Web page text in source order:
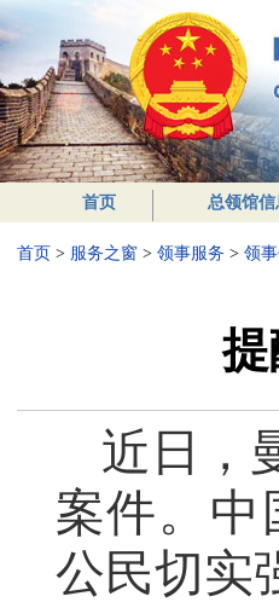
首页 总领馆信
首页 > 服务之窗> 领事服务 > 领
近日，
案件。中
公民切实